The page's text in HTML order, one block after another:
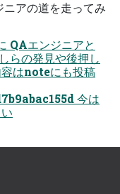
アの道を走ってみ
エンジニアと
らの発見や後押し
はnoteにも投稿
今は